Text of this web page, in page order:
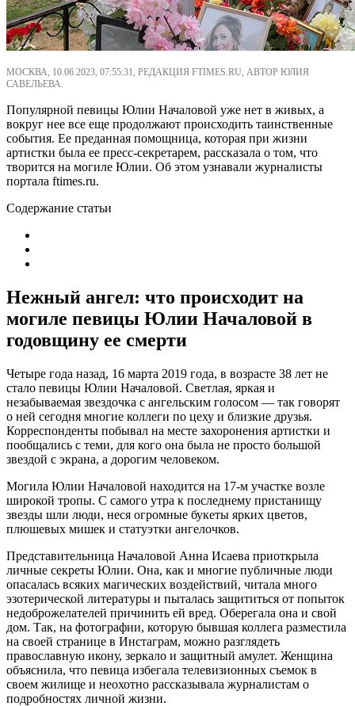
МОСКВА, 10.06.2023, 07:55:31, РЕДАКЦИЯ FTIMES.RU, АВТОР ЮЛИЯ
САВЕЛЬЕВА.
Популярной певицы Юлии Началовой уже нет в живых, а
вокруг нее все еще продолжают происходить таинственные
события. Ее преданная помощница, которая при жизни
артистки была ее пресс-секретарем, рассказала о том, что
творится на могиле Юлии. Об этом узнавали журналисты
портала ftimes.ru.
Содержание статьи
Нежный ангел: что происходит на
могиле певицы Юлии Началовой в
годовщину ее смерти
Четыре года назад, 16 марта 2019 года, в возрасте 38 лет не
стало певицы Юлии Началовой. Светлая, яркая и
незабываемая звездочка с ангельским голосом — так говорят
о ней сегодня многие коллеги по цеху и близкие друзья.
Корреспонденты побывал на месте захоронения артистки и
пообщались с теми, для кого она была не просто большой
звездой с экрана, а дорогим человеком.
Могила Юлии Началовой находится на 17-м участке возле
широкой тропы. С самого утра к последнему пристанищу
звезды шли люди, неся огромные букеты ярких цветов,
плюшевых мишек и статуэтки ангелочков.
Представительница Началовой Анна Исаева приоткрыла
личные секреты Юлии. Она, как и многие публичные люди
опасалась всяких магических воздействий, читала много
эзотерической литературы и пыталась защититься от попыток
недоброжелателей причинить ей вред. Оберегала она и свой
дом. Так, на фотографии, которую бывшая коллега разместила
на своей странице в Инстаграм, можно разглядеть
православную икону, зеркало и защитный амулет. Женщина
объяснила, что певица избегала телевизионных съемок в
своем жилище и неохотно рассказывала журналистам о
подробностях личной жизни.